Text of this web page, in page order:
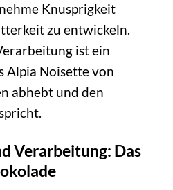
Knusprigkeit
zu entwickeln.
ist ein
Alpia Noisette von
abhebt und den
Verarbeitung: Das